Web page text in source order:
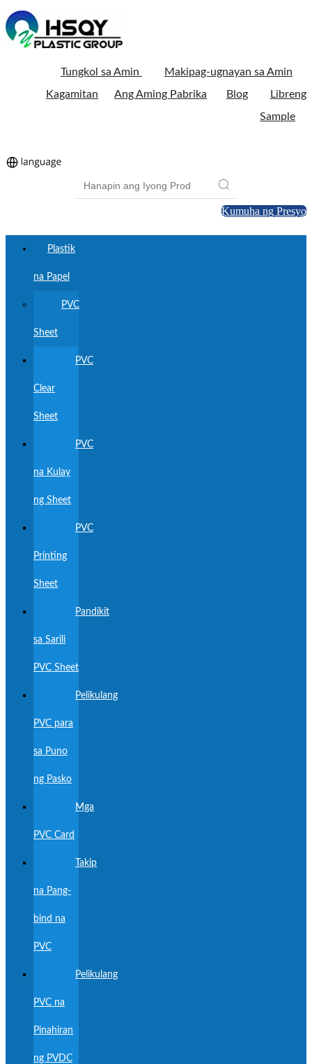
Tungkol sa Amin
Makipag-ugnayan sa Amin
Kagamitan
Ang Aming Pabrika Blog
Libreng
Sample
Kumuha ng Presyo
Plastik
na Papel
PVC
Sheet
PVC
Clear
Sheet
PVC
na Kulay
ng Sheet
PVC
Printing
Sheet
Pandikit
sa Sarili
PVC Sheet
Pelikulang
PVC para
sa Puno
ng Pasko
Mga
PVC Card
Takip
na Pang-
bind na
PVC
Pelikulang
PVC na
Pinahiran
ng PVDC